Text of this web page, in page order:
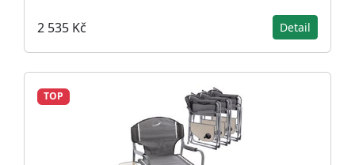
2 535 Kč Detail
TOP